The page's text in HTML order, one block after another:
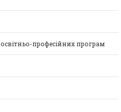
професійних програм